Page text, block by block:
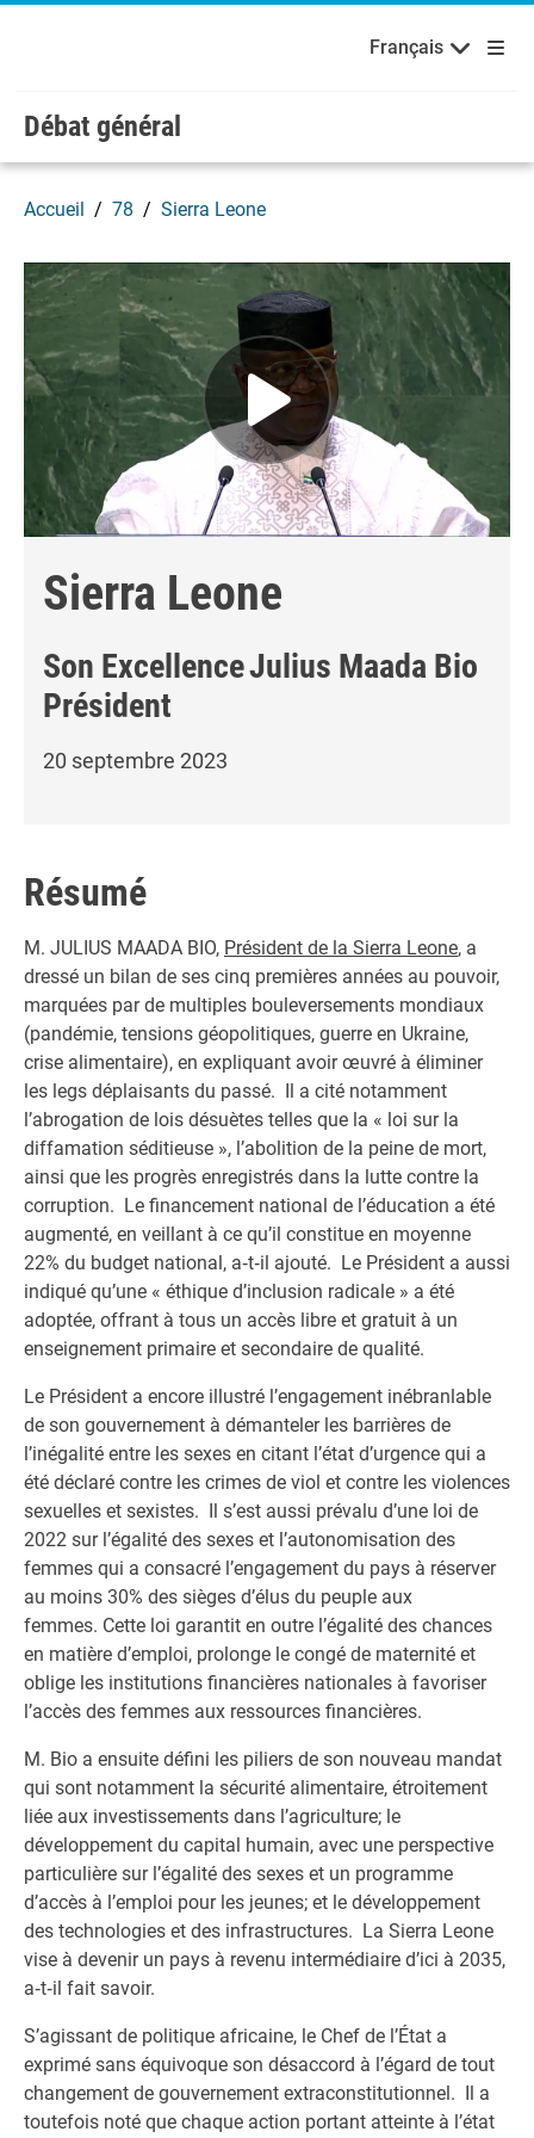
Skip to main content / navigation
Bienvenue aux Nations Unies Français Русский
EspañolFrançais
Débat général
Accueil 78 Sierra Leone
Sierra Leone
Son ExcellenceJulius Maada Bio
Président
20 septembre 2023
Résumé
M. JULIUS MAADA BIO, Président de la Sierra Leone, a
dressé un bilan de ses cinq premières années au pouvoir,
marquées par de multiples bouleversements mondiaux
(pandémie, tensions géopolitiques, guerre en Ukraine,
crise alimentaire), en expliquant avoir œuvré à éliminer
les legs déplaisants du passé. Il a cité notamment
l’abrogation de lois désuètes telles que la « loi sur la
diffamation séditieuse », l’abolition de la peine de mort,
ainsi que les progrès enregistrés dans la lutte contre la
corruption. Le financement national de l’éducation a été
augmenté, en veillant à ce qu’il constitue en moyenne
22% du budget national, a‑t‑il ajouté. Le Président a aussi
indiqué qu’une « éthique d’inclusion radicale » a été
adoptée, offrant à tous un accès libre et gratuit à un
enseignement primaire et secondaire de qualité.
Le Président a encore illustré l’engagement inébranlable
de son gouvernement à démanteler les barrières de
l’inégalité entre les sexes en citant l’état d’urgence qui a
été déclaré contre les crimes de viol et contre les violences
sexuelles et sexistes. Il s’est aussi prévalu d’une loi de
2022 sur l’égalité des sexes et l’autonomisation des
femmes qui a consacré l’engagement du pays à réserver
au moins 30% des sièges d’élus du peuple aux
femmes. Cette loi garantit en outre l’égalité des chances
en matière d’emploi, prolonge le congé de maternité et
oblige les institutions financières nationales à favoriser
l’accès des femmes aux ressources financières.
M. Bio a ensuite défini les piliers de son nouveau mandat
qui sont notamment la sécurité alimentaire, étroitement
liée aux investissements dans l’agriculture; le
développement du capital humain, avec une perspective
particulière sur l’égalité des sexes et un programme
d’accès à l’emploi pour les jeunes; et le développement
des technologies et des infrastructures. La Sierra Leone
vise à devenir un pays à revenu intermédiaire d’ici à 2035,
a‑t‑il fait savoir.
S’agissant de politique africaine, le Chef de l’État a
exprimé sans équivoque son désaccord à l’égard de tout
changement de gouvernement extraconstitutionnel. Il a
toutefois noté que chaque action portant atteinte à l’état